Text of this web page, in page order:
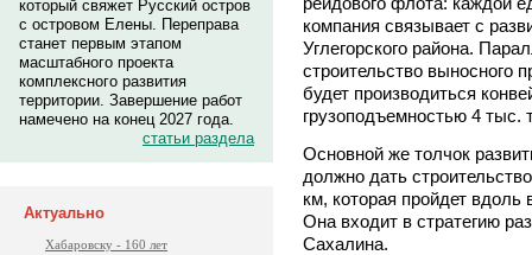
который свяжет Русский остров
с островом Елены. Переправа
станет первым этапом
масштабного проекта
комплексного развития
территории. Завершение работ
намечено на конец 2027 года.
статьи раздела
Актуально
Хабаровску - 160 лет
компания связывает с
Углегорского района.
строительство выносного
будет производиться
грузоподъемностью 4 тыс.
Основной же толчок
должно дать
км, которая пройдет
Она входит в стратегию
Сахалина.